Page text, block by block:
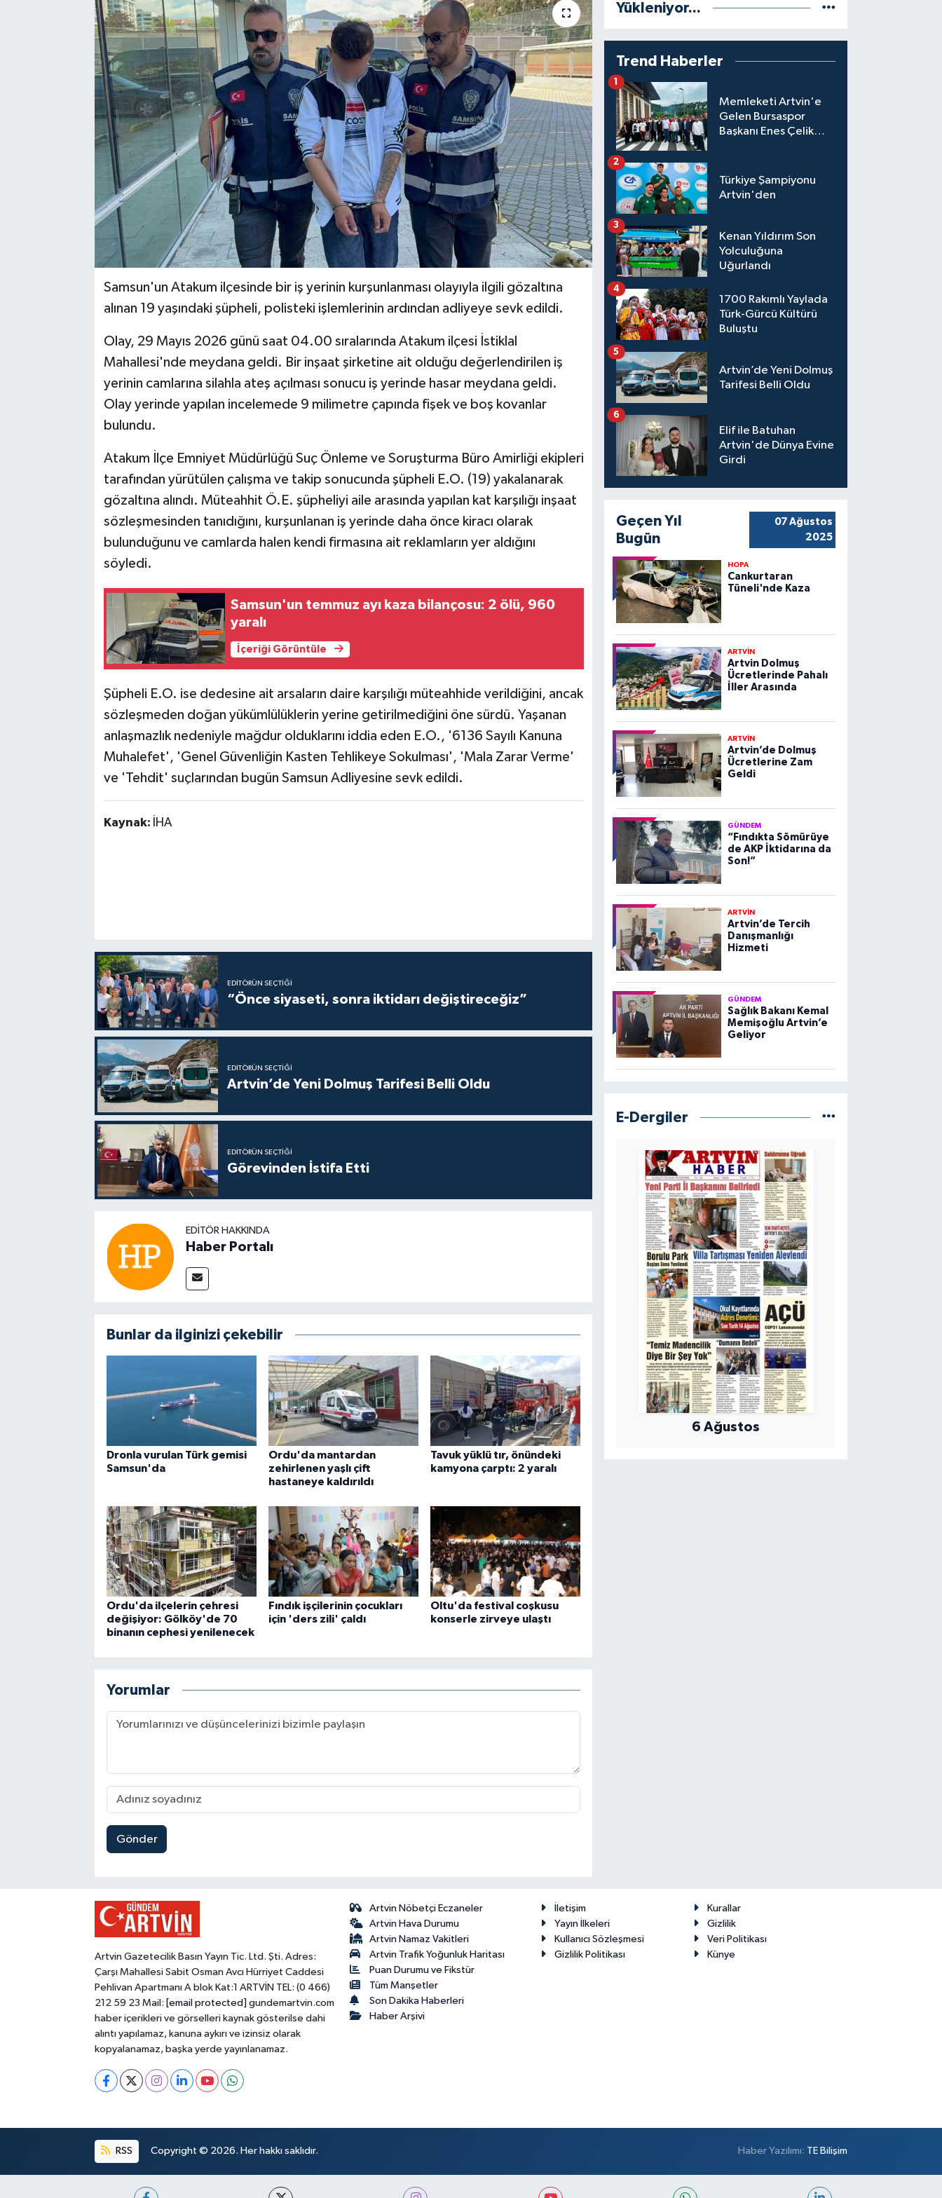
Samsun'un Atakum ilçesinde bir iş yerinin kurşunlanması olayıyla ilgili gözaltına
alınan 19 yaşındaki şüpheli, polisteki işlemlerinin ardından adliyeye sevk edildi.
Olay, 29 Mayıs 2026 günü saat 04.00 sıralarında Atakum ilçesi İstiklal
Mahallesi'nde meydana geldi. Bir inşaat şirketine ait olduğu değerlendirilen iş
yerinin camlarına silahla ateş açılması sonucu iş yerinde hasar meydana geldi.
Olay yerinde yapılan incelemede 9 milimetre çapında fişek ve boş kovanlar
bulundu.
Atakum İlçe Emniyet Müdürlüğü Suç Önleme ve Soruşturma Büro Amirliği ekipleri
tarafından yürütülen çalışma ve takip sonucunda şüpheli E.O. (19) yakalanarak
gözaltına alındı. Müteahhit Ö.E. şüpheliyi aile arasında yapılan kat karşılığı inşaat
sözleşmesinden tanıdığını, kurşunlanan iş yerinde daha önce kiracı olarak
bulunduğunu ve camlarda halen kendi firmasına ait reklamların yer aldığını
söyledi.
Samsun'un temmuz ayı kaza bilançosu: 2 ölü, 960
yaralı
İçeriği Görüntüle
Şüpheli E.O. ise dedesine ait arsaların daire karşılığı müteahhide verildiğini, ancak
sözleşmeden doğan yükümlülüklerin yerine getirilmediğini öne sürdü. Yaşanan
anlaşmazlık nedeniyle mağdur olduklarını iddia eden E.O., '6136 Sayılı Kanuna
Muhalefet', 'Genel Güvenliğin Kasten Tehlikeye Sokulması', 'Mala Zarar Verme'
ve 'Tehdit' suçlarından bugün Samsun Adliyesine sevk edildi.
Kaynak: İHA
EDITÖRÜN SEÇTIĞI
“Önce siyaseti, sonra iktidarı değiştireceğiz”
EDITÖRÜN SEÇTIĞI
Artvin’de Yeni Dolmuş Tarifesi Belli Oldu
EDITÖRÜN SEÇTIĞI
Görevinden İstifa Etti
EDITÖR HAKKINDA
Haber Portalı
Bunlar da ilginizi çekebilir
Dronla vurulan Türk gemisi
Samsun'da
Ordu'da mantardan
zehirlenen yaşlı çift
hastaneye kaldırıldı
Tavuk yüklü tır, önündeki
kamyona çarptı: 2 yaralı
Ordu'da ilçelerin çehresi
değişiyor: Gölköy'de 70
binanın cephesi yenilenecek
Fındık işçilerinin çocukları
için 'ders zili' çaldı
Oltu'da festival coşkusu
konserle zirveye ulaştı
Yorumlar
Gönder
Yükleniyor...
Trend Haberler
Memleketi Artvin'e
Gelen Bursaspor
Başkanı Enes Çelik
1
Türkiye Şampiyonu
Artvin'den
2
Kenan Yıldırım Son
Yolculuğuna
Uğurlandı
3
1700 Rakımlı Yaylada
Türk-Gürcü Kültürü
Buluştu
4
Artvin’de Yeni Dolmuş
Tarifesi Belli Oldu
5
Elif ile Batuhan
Artvin'de Dünya Evine
Girdi
6
Geçen Yıl
Bugün
07 Ağustos
2025
HOPA
Cankurtaran
Tüneli'nde Kaza
ARTVİN
Artvin Dolmuş
Ücretlerinde Pahalı
İller Arasında
ARTVİN
Artvin’de Dolmuş
Ücretlerine Zam
Geldi
GÜNDEM
“Fındıkta Sömürüye
de AKP İktidarına da
Son!”
ARTVİN
Artvin’de Tercih
Danışmanlığı
Hizmeti
GÜNDEM
Sağlık Bakanı Kemal
Memişoğlu Artvin’e
Geliyor
E-Dergiler
6 Ağustos
Artvin Gazetecilik Basın Yayın Tic. Ltd. Şti. Adres:
Çarşı Mahallesi Sabit Osman Avcı Hürriyet Caddesi
Pehlivan Apartmanı A blok Kat:1 ARTVİN TEL: (0 466)
212 59 23 Mail: [email protected] gundemartvin.com
haber içerikleri ve görselleri kaynak gösterilse dahi
alıntı yapılamaz, kanuna aykırı ve izinsiz olarak
kopyalanamaz, başka yerde yayınlanamaz.
Artvin Nöbetçi Eczaneler
Artvin Hava Durumu
Artvin Namaz Vakitleri
Artvin Trafik Yoğunluk Haritası
Puan Durumu ve Fikstür
Tüm Manşetler
Son Dakika Haberleri
Haber Arşivi
İletişim
Kurallar
Yayın İlkeleri
Gizlilik
Kullanıcı Sözleşmesi
Veri Politikası
Gizlilik Politikası
Künye
RSS Copyright © 2026. Her hakkı saklıdır. Haber Yazılımı: TE Bilişim